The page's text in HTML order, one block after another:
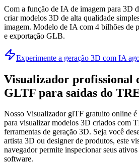
Com a função de IA de imagem para 3D
criar modelos 3D de alta qualidade
imagem. Modelo de IA com 4 bilhões de
e exportação GLB.
Experimente a geração 3D com IA
Visualizador profissional
GLTF para saídas do
Nosso Visualizador glTF gratuito online
para visualizar modelos 3D criados com
ferramentas de geração 3D. Seja você
artista 3D ou designer de produtos, este
navegador permite inspecionar seus
software.